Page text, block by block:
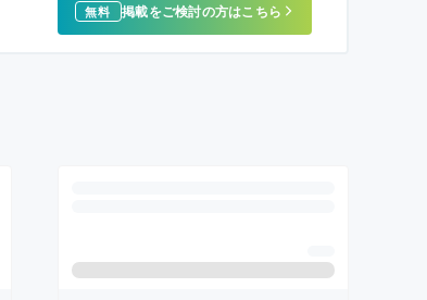
無料 掲載をご検討の方はこちら